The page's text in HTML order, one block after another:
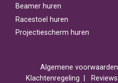
Beamer huren
Racestoel huren
Projectiescherm huren
Algemene voorwaarden
Klachtenregeling
Reviews